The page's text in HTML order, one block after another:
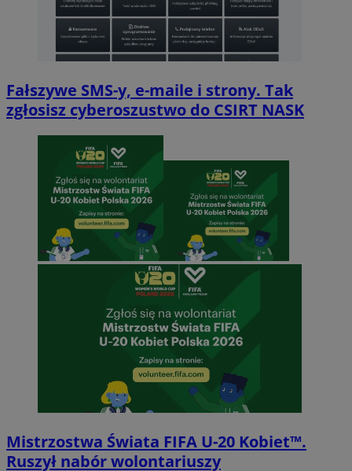
Fałszywe SMS-y, e-maile i strony. Tak
zgłosisz cyberoszustwo do CSIRT NASK
Mistrzostwa Świata FIFA U-20 Kobiet™.
Ruszył nabór wolontariuszy